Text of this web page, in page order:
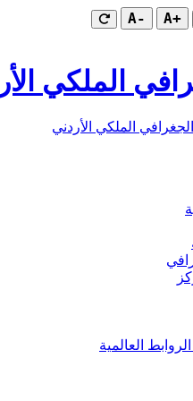
+A
-A
الملكي
الملكي الأردني
العالمية